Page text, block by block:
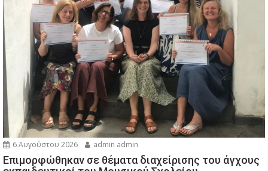
6 Αυγούστου 2026 admin admin
Eπιμορφώθηκαν σε θέματα διαχείρισης του άγχους